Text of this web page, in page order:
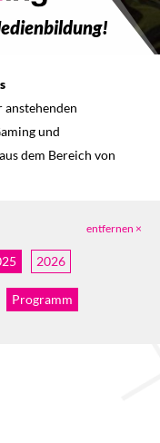
und
dem Bereich von
entfernen ×
2026
Programm